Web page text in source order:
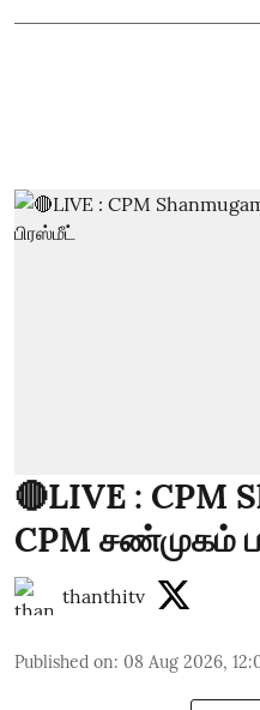
🔴LIVE : CPM
CPM சண்முகம்
thanthitv
Published on: 08 Aug 2026,